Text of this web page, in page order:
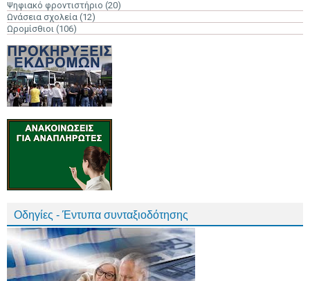
Ψηφιακό φροντιστήριο (20)
Ωνάσεια σχολεία (12)
Ωρομίσθιοι (106)
Οδηγίες - Έντυπα συνταξιοδότησης